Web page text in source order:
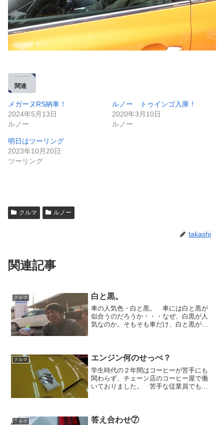
関連
メガーヌRS納車！
2024年5月13日
ルノー
ルノー トゥインゴ入庫！
2020年3月10日
ルノー
明日はツーリング
2023年10月20日
ツーリング
クルマ ルノー
takashi
関連記事
クルマ 白と黒。
車の人気色・白と黒。 車には白と黒が
似合うのだろうか・・・なぜ、白黒が人
気なのか。そもそも車だけ、白と黒が人
に、どの色を基本に考えて...
クルマ エンジン何のせっぺ？
学生時代の２年間はコーヒーが苦手にも
関わらず、チェーン店のコーヒー屋で働
いておりました。 苦手な従業員でも、
本来なら開店前にホッと一...
クルマ 答え合わせ⑦